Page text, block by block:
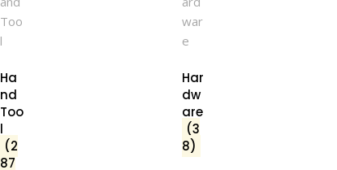
Ha
nd
Too
l
(2
87
Har
dw
are
(3
8)